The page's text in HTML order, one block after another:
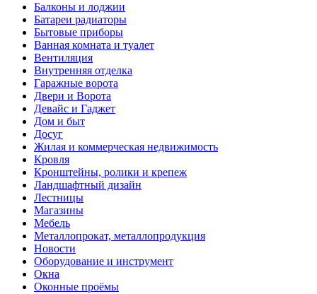
Балконы и лоджии
Батареи радиаторы‎
Бытовые приборы
Ванная комната и туалет
Вентиляция
Внутренняя отделка
Гаражные ворота
Двери и Ворота
Девайс и Гаджет
Дом и быт
Досуг
Жилая и коммерческая недвижимость
Кровля
Кронштейны, ролики и крепеж
Ландшафтный дизайн
Лестницы
Магазины
Мебель
Металлопрокат, металлопродукция
Новости
Оборудование и инструмент
Окна
Оконные проёмы